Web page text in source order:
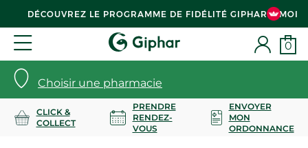
DÉCOUVREZ LE PROGRAMME DE FIDÉLITÉ GIPHAR & MOI
Choisir une pharmacie
0
CLICK &
COLLECT
PRENDRE
RENDEZ-
VOUS
ENVOYER
MON
ORDONNANCE